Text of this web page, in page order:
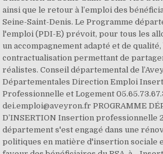
ainsi que le retour à l’emploi des
Seine-Saint-Denis. Le Programme
l'emploi (PDI-E) prévoit, pour tous les
un accompagnement adapté et de qualité,
contractualisation permettant de
réalistes. Conseil départemental de
Départementales Direction Emploi
Professionnelle et Logement
dei.emploi@aveyron.fr PROGRAMME
D’INSERTION Insertion professionnelle
département s'est engagé dans une
politiques en matière d'insertion sociale